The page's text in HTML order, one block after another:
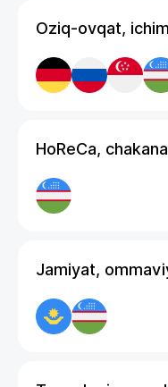
Oziq-ovqat,
HoReCa,
Jamiyat,